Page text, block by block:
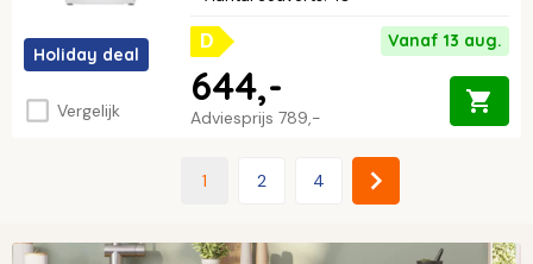
Holiday deal
Vergelijk
D Vanaf 13 aug.
Adviesprijs 789,-
644,-
1 2 4